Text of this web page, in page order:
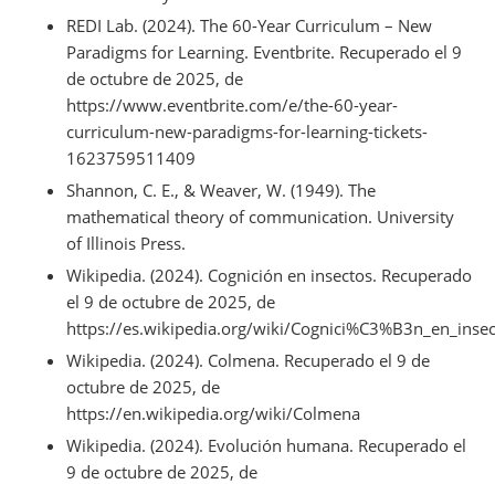
REDI Lab. (2024). The 60-Year Curriculum – New
Paradigms for Learning. Eventbrite. Recuperado el 9
de octubre de 2025, de
https://www.eventbrite.com/e/the-60-year-
curriculum-new-paradigms-for-learning-tickets-
1623759511409
Shannon, C. E., & Weaver, W. (1949). The
mathematical theory of communication. University
of Illinois Press.
Wikipedia. (2024). Cognición en insectos. Recuperado
el 9 de octubre de 2025, de
https://es.wikipedia.org/wiki/
Wikipedia. (2024). Colmena. Recuperado el 9 de
octubre de 2025, de
https://en.wikipedia.org/wiki/Colmena
Wikipedia. (2024). Evolución humana. Recuperado el
9 de octubre de 2025, de